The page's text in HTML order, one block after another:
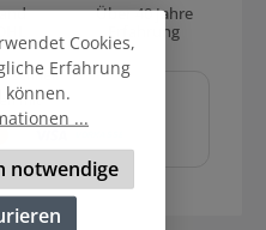
Über 40 Jahre
Erfahrung
schnell
mit
Cookies,
Erfahrung
können.
...
notwendige